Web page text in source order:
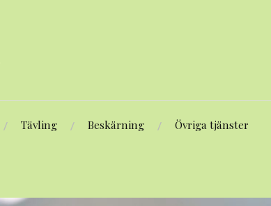
Tävling Beskärning Övriga tjänster